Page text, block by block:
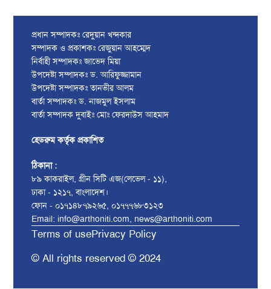
প্রধান সম্পাদকঃ রেদুয়ান খন্দকার
সম্পাদক ও প্রকাশকঃ রেজুয়ান আহম্মেদ
নির্বাহী সম্পাদকঃ জাভেদ মিয়া
উপদেষ্টা সম্পাদকঃ ড. আরিফুজ্জামান
উপদেষ্টা সম্পাদকঃ তানভীর আলম
বার্তা সম্পাদকঃ ড. নাজমুল ইসলাম
বার্তা সম্পাদক দুবাইঃ মোঃ ফেরদাউস আহমাদ
হেডরুম কর্তৃক প্রকাশিত
ঠিকানা :
৮৯ কাকরাইল, গ্রীন সিটি এজ(লেভেল - ১১),
ঢাকা - ১২১৭, বাংলাদেশ।
ফোন - ০১৭১৪৮৭৯২৬৫, ০১৭৭৭৬৮৩১২৩
Email: info@arthoniti.com, news@arthoniti.com
Terms of usePrivacy Policy
© All rights reserved © 2024